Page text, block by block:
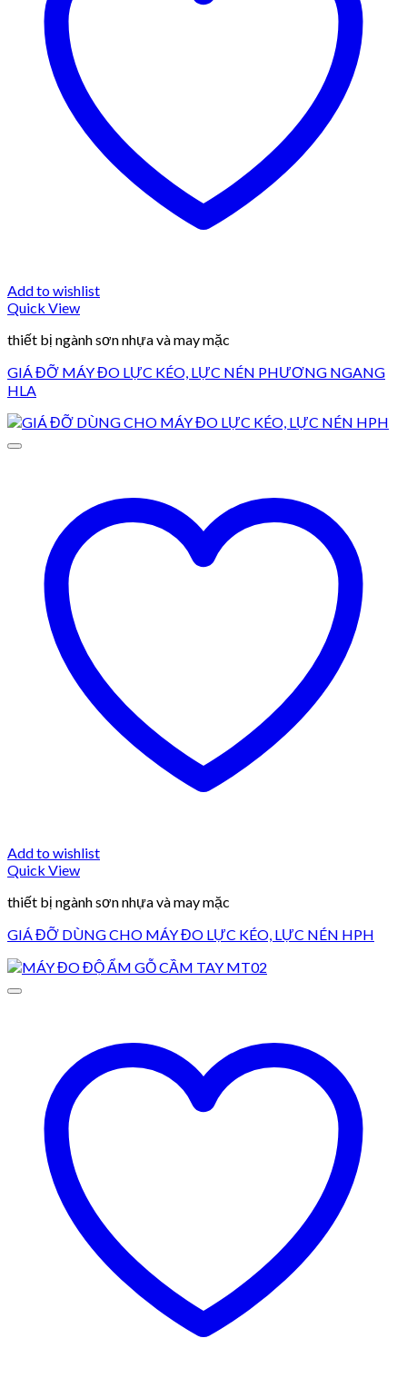
Add to wishlist
Quick View
thiết bị ngành sơn nhựa và may mặc
GIÁ ĐỠ MÁY ĐO LỰC KÉO, LỰC NÉN PHƯƠNG NGANG
HLA
Add to wishlist
Quick View
thiết bị ngành sơn nhựa và may mặc
GIÁ ĐỠ DÙNG CHO MÁY ĐO LỰC KÉO, LỰC NÉN HPH